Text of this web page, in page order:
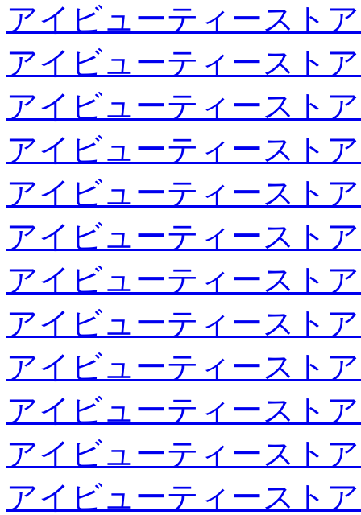
アイビューティースト
アイビューティースト
アイビューティースト
アイビューティースト
アイビューティースト
アイビューティースト
アイビューティースト
アイビューティースト
アイビューティースト
アイビューティースト
アイビューティースト
アイビューティースト